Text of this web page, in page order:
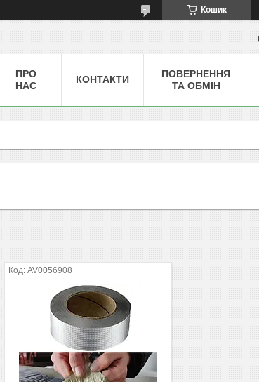
Кошик
ПРО
НАС
КОНТАКТИ
ПОВЕРНЕННЯ
ТА ОБМІН
AV0056908